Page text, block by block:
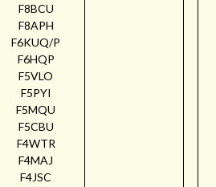
F8BCU
F8APH
F6KUQ/P
F6HQP
F5VLO
F5PYI
F5MQU
F5CBU
F4WTR
F4MAJ
F4JSC